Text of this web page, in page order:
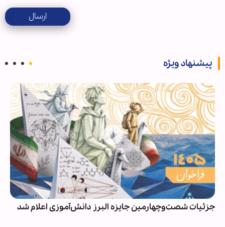
ارسال
پیشنهاد ویژه
جزئیات شصت‌وچهارمین جایزه البرز دانش‌آموزی اعلام شد